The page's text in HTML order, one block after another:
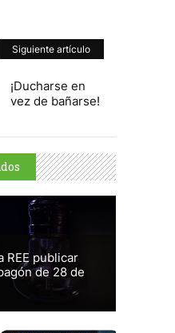
Siguiente artículo
¡Ducharse en
vez de bañarse!
REE publicar
de 28 de